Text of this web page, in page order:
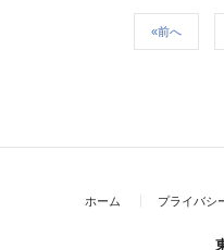
«前へ
ホーム プライバシ